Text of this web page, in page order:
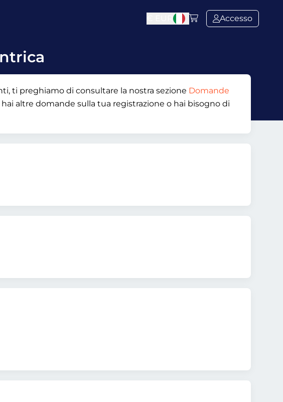
Accesso
ti preghiamo di consultare la nostra sezione Domande
altre domande sulla tua registrazione o hai bisogno di